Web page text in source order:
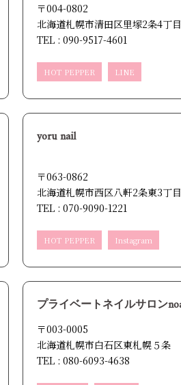
〒004-0802
北海道札幌市清田区里塚2条4丁
TEL : 090-9517-4601
HOT PEPPER LINE
yoru nail
〒063-0862
北海道札幌市西区八軒2条東3丁
TEL : 070-9090-1221
HOT PEPPER Instagram
プライベートネイルサロン
〒003-0005
北海道札幌市白石区東札幌５条
TEL : 080-6093-4638